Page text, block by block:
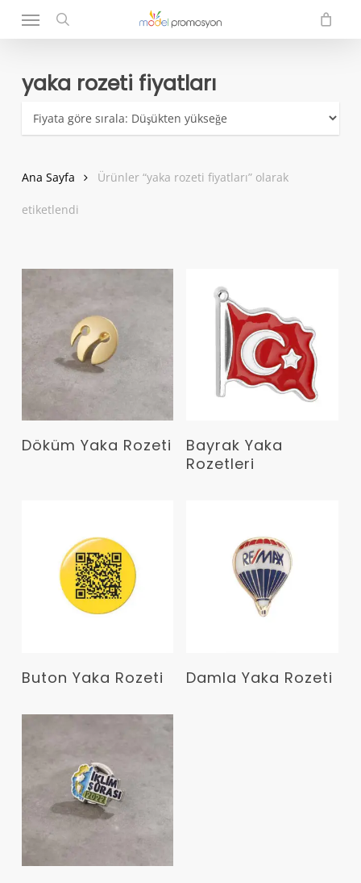
search
Menu
yaka rozeti fiyatları
Ana Sayfa Ürünler “yaka rozeti fiyatları” olarak
etiketlendi
Devamını Oku
Döküm Yaka Rozeti Devamını Oku
Bayrak Yaka
Rozetleri
Devamını Oku
Buton Yaka Rozeti Devamını Oku
Damla Yaka Rozeti